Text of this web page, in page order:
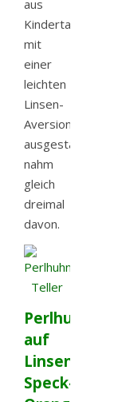
aus
Kindertagen
mit
einer
leichten
Linsen-
Aversion
ausgestattet)
nahm
gleich
dreimal
davon.
Perlhuhn
auf
Linsen-
Speck-